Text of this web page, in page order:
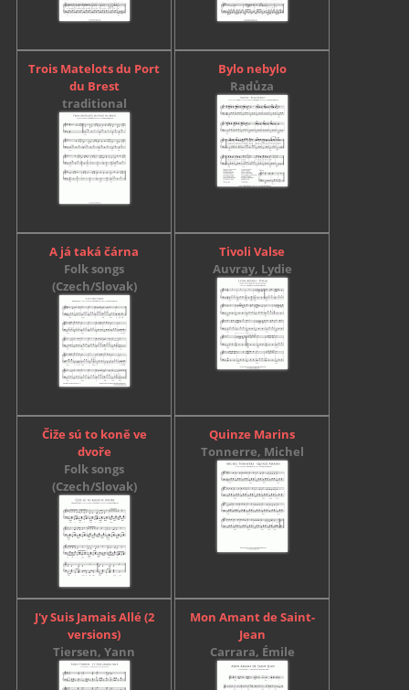
Trois Matelots du Port
du Brest
traditional
Bylo nebylo
Radůza
A já taká čárna
Folk songs
(Czech/Slovak)
Tivoli Valse
Auvray, Lydie
Čiže sú to koně ve
dvoře
Folk songs
(Czech/Slovak)
Quinze Marins
Tonnerre, Michel
J'y Suis Jamais Allé (2
versions)
Tiersen, Yann
Mon Amant de Saint-
Jean
Carrara, Émile